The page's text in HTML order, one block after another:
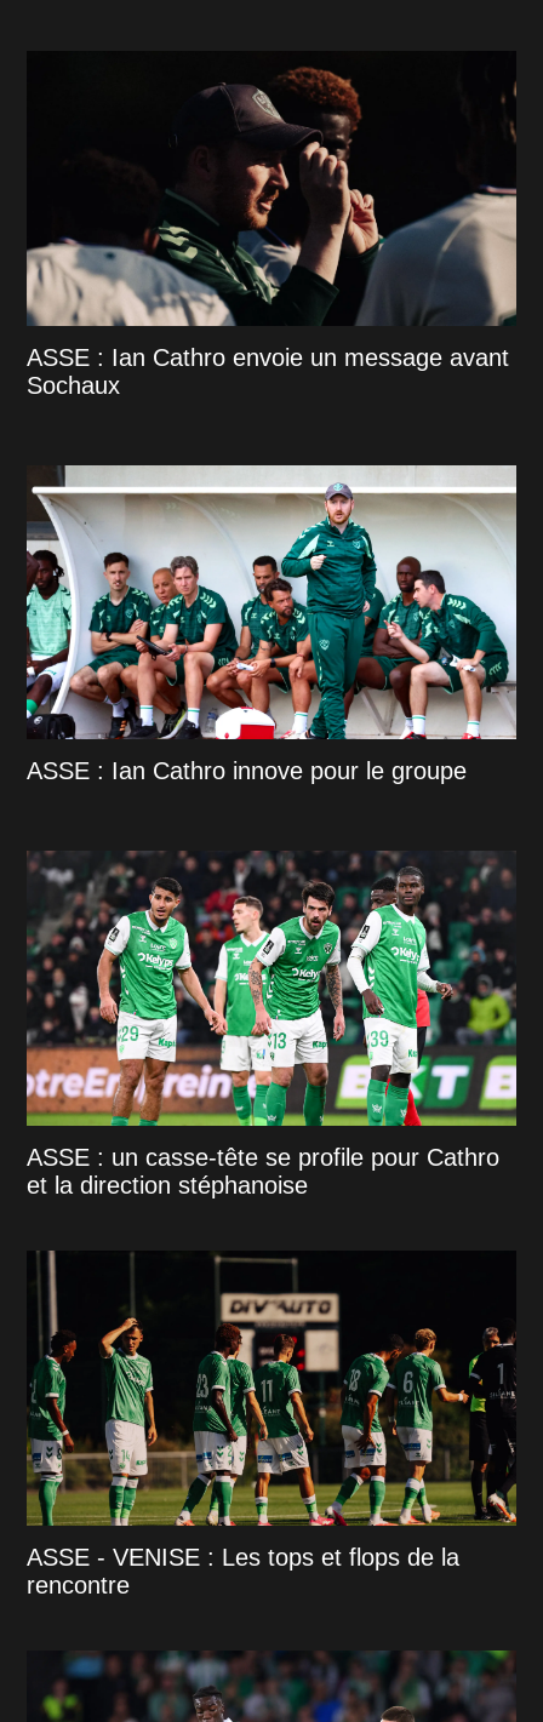
ASSE : Ian Cathro envoie un message avant
Sochaux
ASSE : Ian Cathro innove pour le groupe
ASSE : un casse-tête se profile pour Cathro
et la direction stéphanoise
ASSE - VENISE : Les tops et flops de la
rencontre